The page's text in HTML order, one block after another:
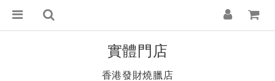
實體門店
香港發財燒臘店